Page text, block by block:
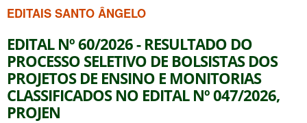
EDITAIS SANTO ÂNGELO
EDITAL Nº 60/2026 - RESULTADO DO
PROCESSO SELETIVO DE BOLSISTAS DOS
PROJETOS DE ENSINO E MONITORIAS
CLASSIFICADOS NO EDITAL Nº 047/2026,
PROJEN